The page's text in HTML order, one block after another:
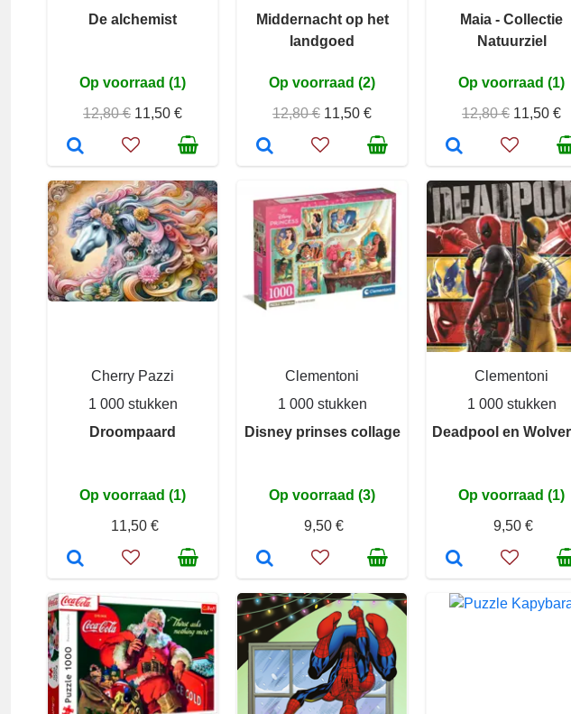
De alchemist
Op voorraad (1)
12,80 € 11,50 €
Middernacht op het
landgoed
Op voorraad (2)
12,80 € 11,50 €
Maia - Collectie
Natuurziel
Op voorraad (1)
12,80 € 11,50 €
Cherry Pazzi
1 000 stukken
Droompaard
Op voorraad (1)
11,50 €
Clementoni
1 000 stukken
Disney prinses collage
Op voorraad (3)
9,50 €
Clementoni
1 000 stukken
Deadpool en
Op voorraad (1)
9,50 €